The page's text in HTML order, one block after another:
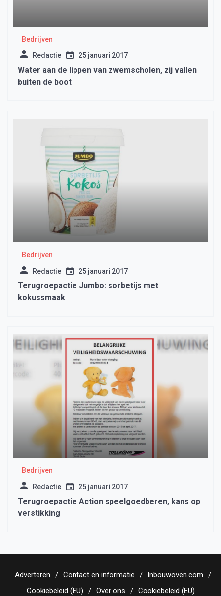
Bedrijven
Redactie 25 januari 2017
Water aan de lippen van zwemscholen, zij vallen
buiten de boot
Bedrijven
Redactie 25 januari 2017
Terugroepactie Jumbo: sorbetijs met
kokussmaak
Bedrijven
Redactie 25 januari 2017
Terugroepactie Action speelgoedberen, kans op
verstikking
Adverteren Contact en informatie
Inbouwoven.com
Cookiebeleid (EU)
Over ons Cookiebeleid (EU)